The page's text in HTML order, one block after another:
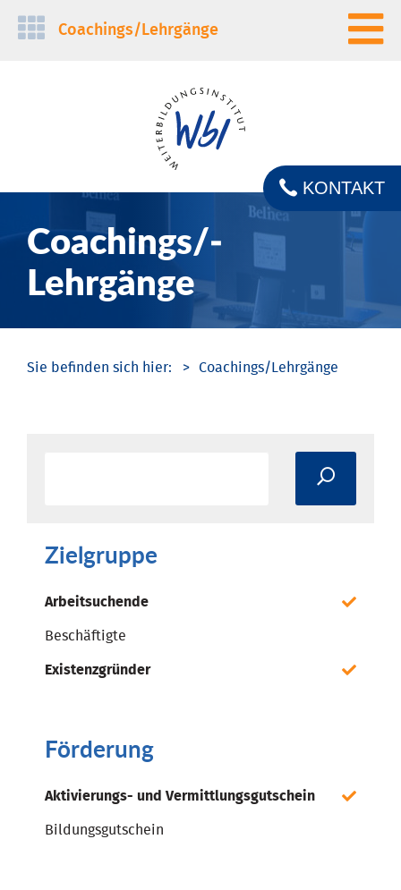
Navigation
Coachings/­Lehrgänge
Coachings/­
Lehrgänge
KONTAKT
Coachings/­Lehrgänge
Zielgruppe
Arbeitsuchende
Beschäftigte
Existenzgründer
Förderung
Aktivierungs- und Vermittlungsgutschein
Bildungsgutschein